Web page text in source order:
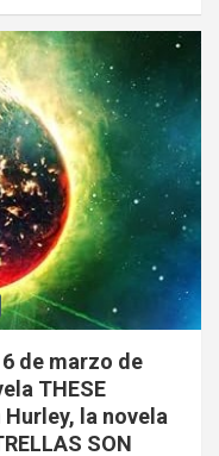
de marzo de
THESE
Hurley, la novela
SON